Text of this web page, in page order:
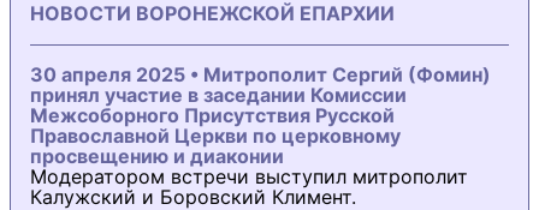
НОВОСТИ ВОРОНЕЖСКОЙ ЕПАРХИИ
30 апреля 2025 • Митрополит Сергий (Фомин)
принял участие в заседании Комиссии
Межсоборного Присутствия Русской
Православной Церкви по церковному
просвещению и диаконии
Модератором встречи выступил митрополит
Калужский и Боровский Климент.